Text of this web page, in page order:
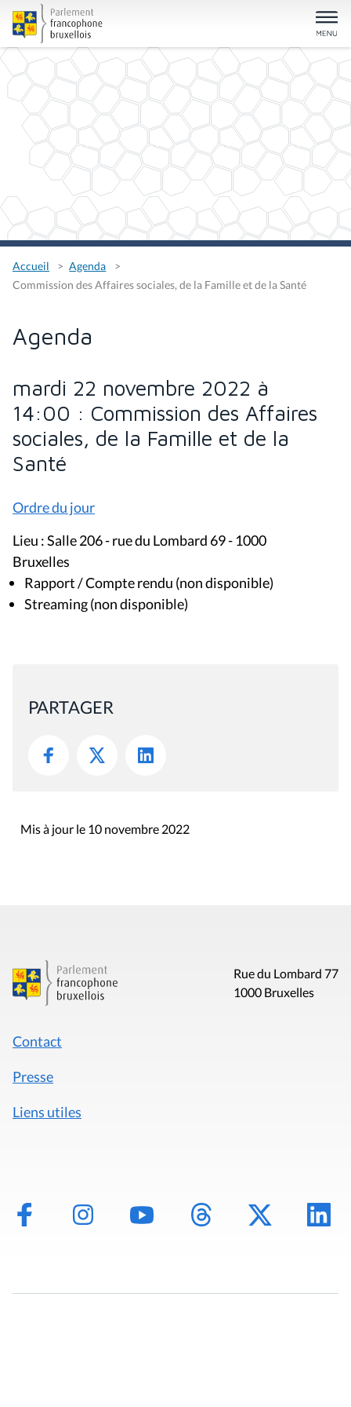
Accueil
Agenda
Commission des Affaires sociales, de la Famille et de la Santé
Agenda
mardi 22 novembre 2022 à
14:00 : Commission des Affaires
sociales, de la Famille et de la
Santé
Ordre du jour
Lieu : Salle 206 - rue du Lombard 69 - 1000
Bruxelles
Rapport / Compte rendu (non disponible)
Streaming (non disponible)
PARTAGER
Mis à jour le 10 novembre 2022
Rue du Lombard 77
1000 Bruxelles
Contact
Presse
Liens utiles